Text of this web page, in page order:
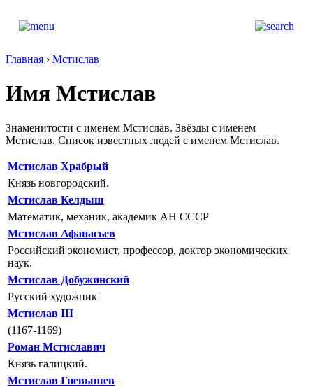
Главная › Мстислав
Имя Мстислав
Знаменитости с именем Мстислав. Звёзды с именем
Мстислав. Список известных людей с именем Мстислав.
Мстислав Храбрый
Князь новгородский.
Мстислав Келдыш
Математик, механик, академик АН СССР
Мстислав Афанасьев
Российский экономист, профессор, доктор экономических
наук.
Мстислав Добужинский
Русский художник
Мстислав III
(1167-1169)
Роман Мстиславич
Князь галицкий.
Мстислав Гневышев